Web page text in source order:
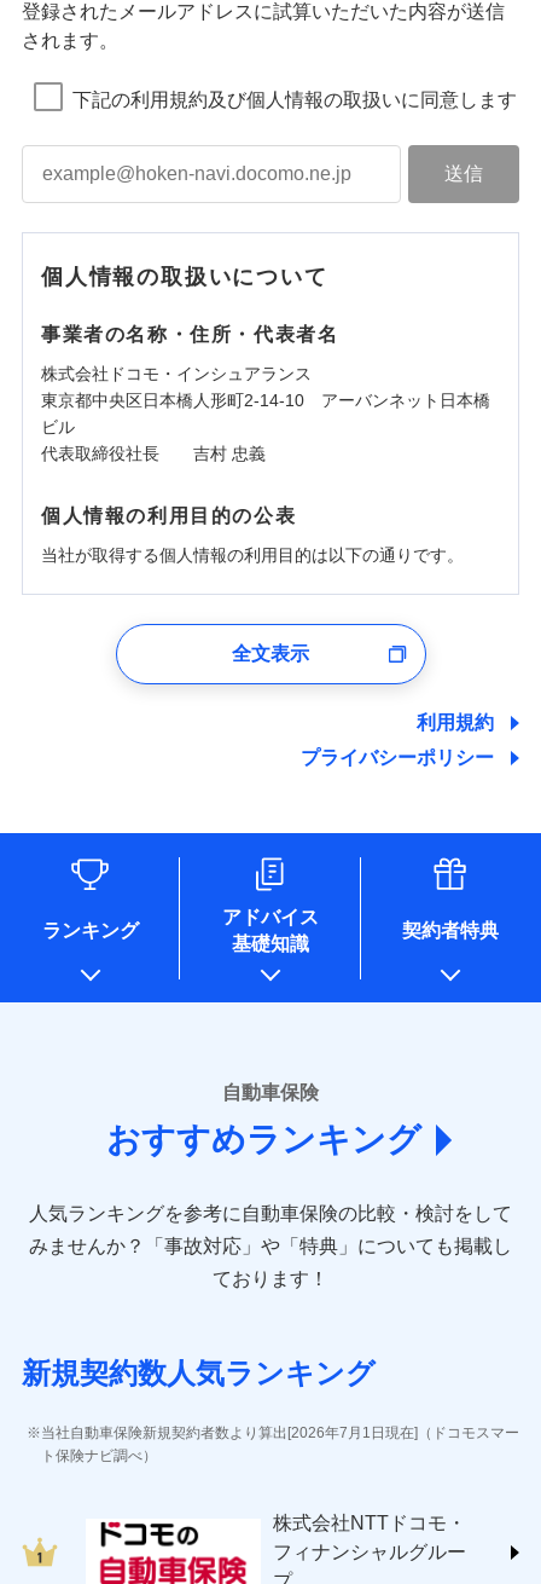
登録されたメールアドレスに試算いただいた内容が送信
されます。
下記の利用規約及び個人情報の取扱いに同意します
個人情報の取扱いについて
事業者の名称・住所・代表者名
株式会社ドコモ・インシュアランス
東京都中央区日本橋人形町2-14-10 アーバンネット日本橋
ビル
代表取締役社長 吉村 忠義
個人情報の利用目的の公表
当社が取得する個人情報の利用目的は以下の通りです。
ユーザー登録受付および、管理のため
しくは委託を受けている保険会社・提携会社の保険その他に
関する情報を提供し、金融商品等の契約を勧奨するため、ま
た維持管理等の委託業務遂行のため、またそれらに付帯、関
情報を取引のある他の保険会社の商品・サービスをご提案す
るために利用させていただくことがあります。）
各種セミナーの開催のため
コンサルティングサービスの実施のため
アンケートやキャンペーン等の実施のため
上記に係る案内・手続き・管理等付帯業務を行うため
* 当社が委託を受けている保険会社の情報は、保険会社のホ
ームページに掲載しておりますので、ご確認ください。
あいおいニッセイ同和損害保険株式会社
(https://www.aioinissaydowa.co.jp/)
アクサ損害保険株式会社 (https://www.axa-
direct.co.jp/)
sompo.co.jp/)
東京海上ダイレクト損害保険株式会社 (https://www.e-
AIG損害保険株式会社 (https://www.aig.co.jp/sonpo)
ジェイアイ傷害火災保険株式会社
ソニー損害保険株式会社
(https://www.sonysonpo.co.jp/)
ＳＯＭＰＯダイレクト損害保険株式会社
(https://www.sompo-direct.co.jp/)
全文表示
利用規約
プライバシーポリシー
ランキング
アドバイス
基礎知識
契約者特典
自動車保険
おすすめランキング
人気ランキングを参考に自動車保険の比較・検討をして
みませんか？
「事故対応」や「特典」についても掲載し
ております！
新規契約数人気ランキング
当社自動車保険新規契約者数より算出[2026年7月1日現在]（ドコモスマー
ト保険ナビ調べ）
株式会社NTTドコモ・
フィナンシャルグルー